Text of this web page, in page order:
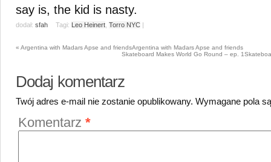
say is, the kid is nasty.
dodał: sfah Tagi: Leo Heinert Torro NYC |
« Argentina with Madars Apse and friendsArgentina with Madars Apse and friends
Skateboard Makes World Go Round – ep. 1
Dodaj komentarz
Twój adres e-mail nie zostanie opublikowany. Wymagane pola
Komentarz *